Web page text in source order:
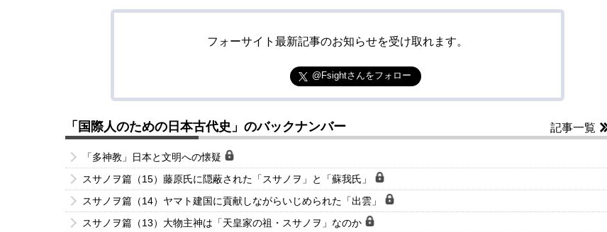
フォーサイト最新記事のお知らせを受け取れます。
@Fsightさんをフォロー
「国際人のための日本古代史」のバックナンバー 記事一覧
「多神教」日本と文明への懐疑
スサノヲ篇（15）藤原氏に隠蔽された「スサノヲ」と「蘇我氏」
スサノヲ篇（14）ヤマト建国に貢献しながらいじめられた「出雲」
スサノヲ篇（13）大物主神は「天皇家の祖・スサノヲ」なのか